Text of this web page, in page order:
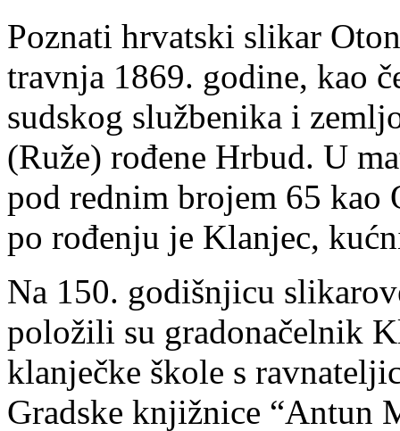
Poznati hrvatski slikar
travnja 1869. godine, kao
sudskog službenika i
(Ruže) rođene Hrbud. U
pod rednim brojem 65 kao
po rođenju je Klanjec,
Na 150. godišnjicu
položili su gradonačelnik
klanječke škole s
Gradske knjižnice “Antun